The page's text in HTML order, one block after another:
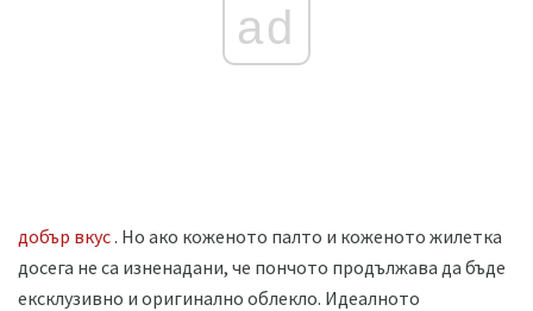
ad
добър вкус. Но ако коженото палто и коженото жилетка
досега не са изненадани, че пончото продължава да бъде
ексклузивно и оригинално облекло. Идеалното